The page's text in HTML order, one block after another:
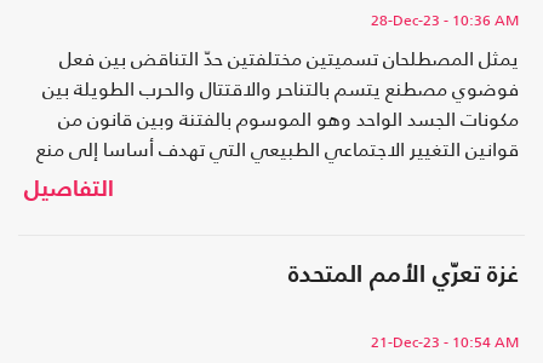
28-Dec-23 - 10:36 AM
يمثل المصطلحان تسميتين مختلفتين حدّ التناقض بين فعل
فوضوي مصطنع يتسم بالتناحر والاقتتال والحرب الطويلة بين
مكونات الجسد الواحد وهو الموسوم بالفتنة وبين قانون من
قوانين التغيير الاجتماعي الطبيعي التي تهدف أساسا إلى منع
تمزق الجسد الواحد بفعل الاستبداد والجور والظلم وهوالتفاصيل
غزة تعرّي الأمم المتحدة
21-Dec-23 - 10:54 AM